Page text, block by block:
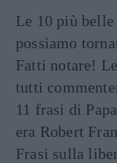
Le 10 più
possiamo
Fatti notare!
tutti
11 frasi di
era Robert
Frasi sulla